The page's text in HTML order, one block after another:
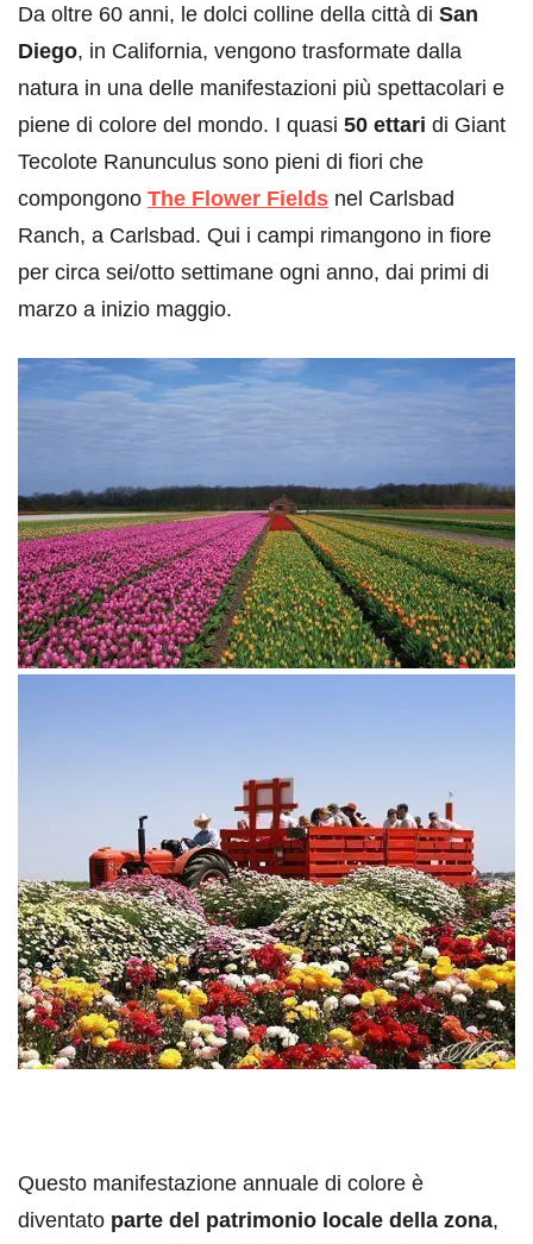
Da oltre 60 anni, le dolci colline della città di San
Diego, in California, vengono trasformate dalla
natura in una delle manifestazioni più spettacolari e
piene di colore del mondo. I quasi 50 ettari di Giant
Tecolote Ranunculus sono pieni di fiori che
compongono The Flower Fields nel Carlsbad
Ranch, a Carlsbad. Qui i campi rimangono in fiore
per circa sei/otto settimane ogni anno, dai primi di
marzo a inizio maggio.
Questo manifestazione annuale di colore è
diventato parte del patrimonio locale della zona,